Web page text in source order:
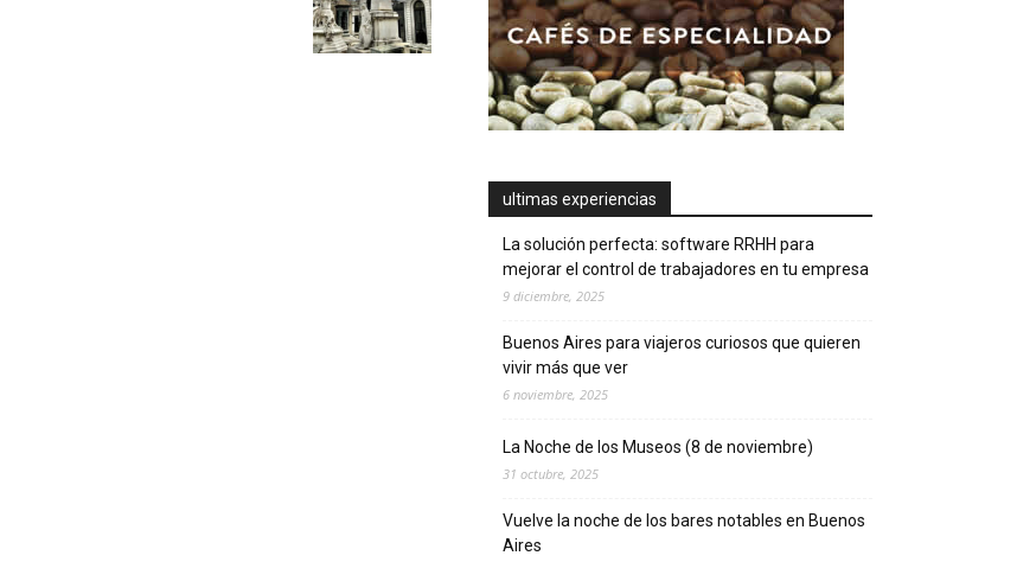
ultimas experiencias
La solución perfecta: software RRHH para
mejorar el control de trabajadores en tu empresa
9 diciembre, 2025
Buenos Aires para viajeros curiosos que quieren
vivir más que ver
6 noviembre, 2025
La Noche de los Museos (8 de noviembre)
31 octubre, 2025
Vuelve la noche de los bares notables en Buenos
Aires